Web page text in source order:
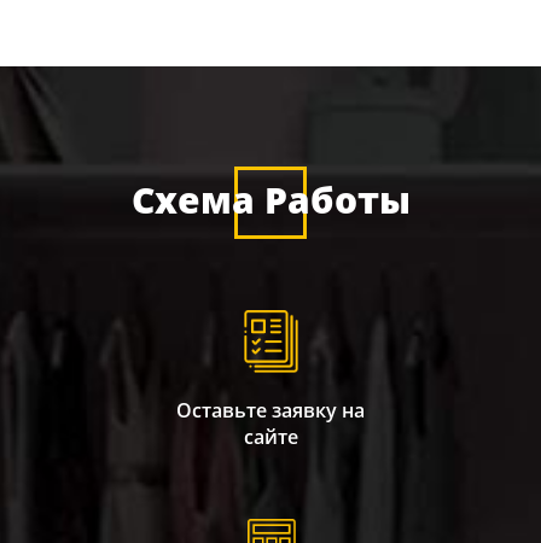
Схема Работы
Оставьте заявку на
сайте